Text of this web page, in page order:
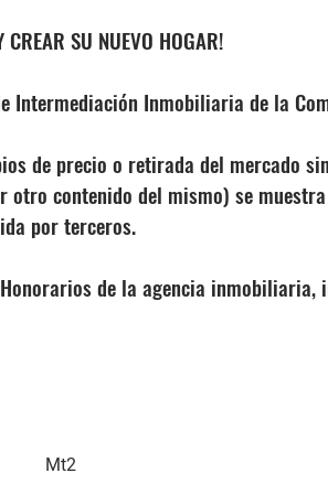
SU NUEVO HOGAR!
Intermediación Inmobiliaria de la
de precio o retirada del mercado
otro contenido del mismo) se
por terceros.
de la agencia inmobiliaria,
Mt2